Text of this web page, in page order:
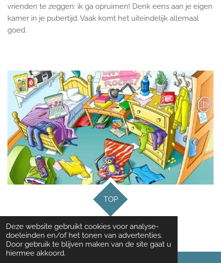
Deze website gebruikt cookies voor analyse-
doeleinden en/of het tonen van advertenties.
Door gebruik te blijven maken van de site gaat u
hiermee akkoord.
vrienden te zeggen: ik ga opruimen! Denk eens aan je eigen
kamer in je pubertijd. Vaak komt het uiteindelijk allemaal
goed.
TOP
© 2021 Opruimen met Astrid